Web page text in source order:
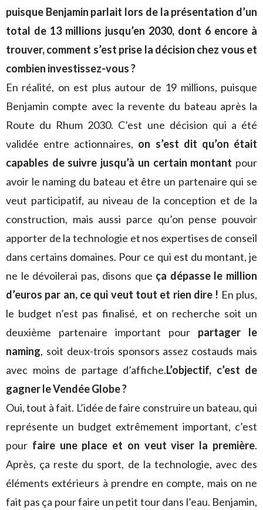
puisque Benjamin parlait lors de la présentation d’un
total de 13 millions jusqu’en 2030, dont 6 encore à
trouver, comment s’est prise la décision chez vous et
combien investissez-vous ?
En réalité, on est plus autour de 19 millions, puisque
Benjamin compte avec la revente du bateau après la
Route du Rhum 2030. C’est une décision qui a été
validée entre actionnaires, on s’est dit qu’on était
capables de suivre jusqu’à un certain montant pour
avoir le naming du bateau et être un partenaire qui se
veut participatif, au niveau de la conception et de la
construction, mais aussi parce qu’on pense pouvoir
apporter de la technologie et nos expertises de conseil
dans certains domaines. Pour ce qui est du montant, je
ne le dévoilerai pas, disons que ça dépasse le million
d’euros par an, ce qui veut tout et rien dire ! En plus,
le budget n’est pas finalisé, et on recherche soit un
deuxième partenaire important pour partager le
naming, soit deux-trois sponsors assez costauds mais
avec moins de partage d’affiche.L’objectif, c’est de
gagner le Vendée Globe ?
Oui, tout à fait. L’idée de faire construire un bateau, qui
représente un budget extrêmement important, c’est
pour faire une place et on veut viser la première.
Après, ça reste du sport, de la technologie, avec des
éléments extérieurs à prendre en compte, mais on ne
fait pas ça pour faire un petit tour dans l’eau. Benjamin,